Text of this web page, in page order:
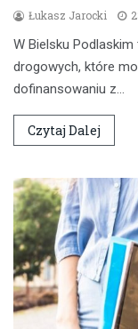
Łukasz Jarocki
W Bielsku
drogowych, które
dofinansowaniu z…
Czytaj Dalej